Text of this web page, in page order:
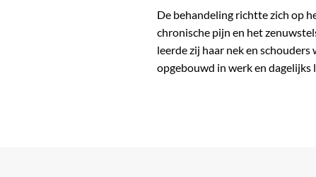
De behandeling richtte zich op
chronische pijn en het
leerde zij haar nek en
opgebouwd in werk en dagelijks